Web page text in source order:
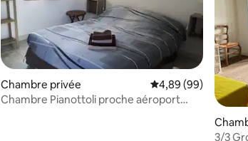
Chambre privée Évaluation
4,89 (99)
Chambre Pianottoli proche aéroport
3/3